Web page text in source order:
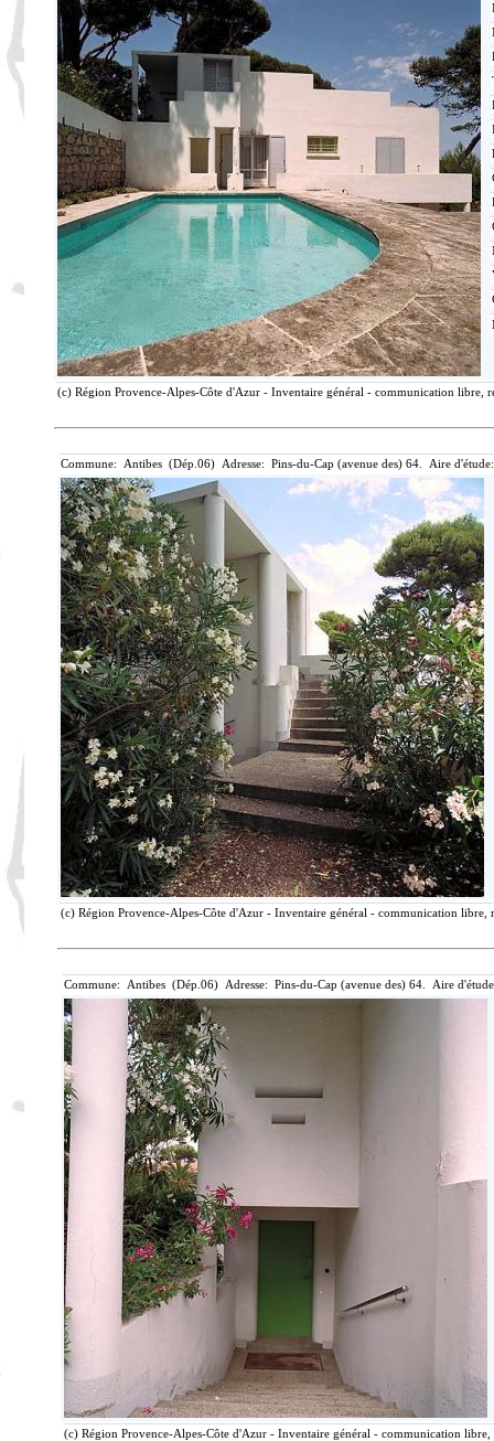
(c) Région Provence-Alpes-Côte d'Azur - Inventaire général - communication libre,
Commune: Antibes (Dép.06) Adresse: Pins-du-Cap (avenue des) 64. Aire
(c) Région Provence-Alpes-Côte d'Azur - Inventaire général - communication libre,
Commune: Antibes (Dép.06) Adresse: Pins-du-Cap (avenue des) 64. Aire
(c) Région Provence-Alpes-Côte d'Azur - Inventaire général - communication